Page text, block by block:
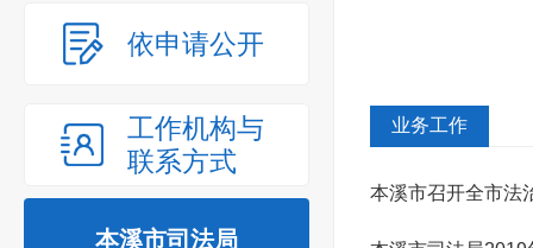
依申请公开
工作机构与
联系方式
本溪市司法局
业务工作
本溪市召开全市法